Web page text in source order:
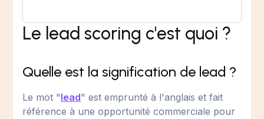
Le lead scoring c'est quoi ?
Quelle est la signification de lead ?
Le mot "lead" est emprunté à l'anglais et fait
référence à une opportunité commerciale pour